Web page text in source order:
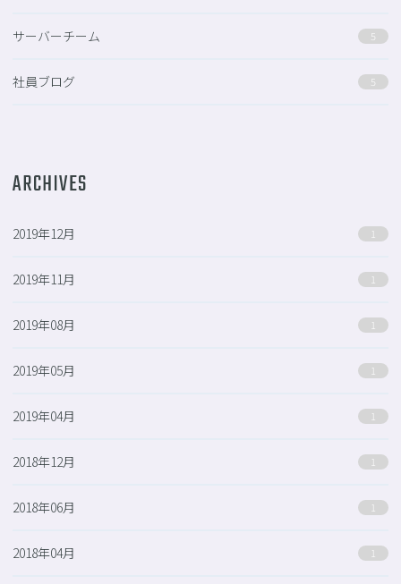
サーバーチーム 5
社員ブログ 5
ARCHIVES
2019年12月 1
2019年11月 1
2019年08月 1
2019年05月 1
2019年04月 1
2018年12月 1
2018年06月 1
2018年04月 1